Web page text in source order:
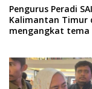
Pengurus Peradi
Kalimantan Timur
mengangkat tema